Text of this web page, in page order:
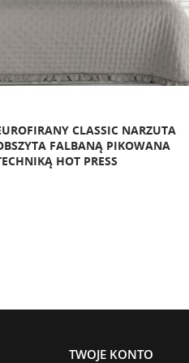
CLASSIC NARZUTA
FALBANĄ PIKOWANA
HOT PRESS
TWOJE KONTO